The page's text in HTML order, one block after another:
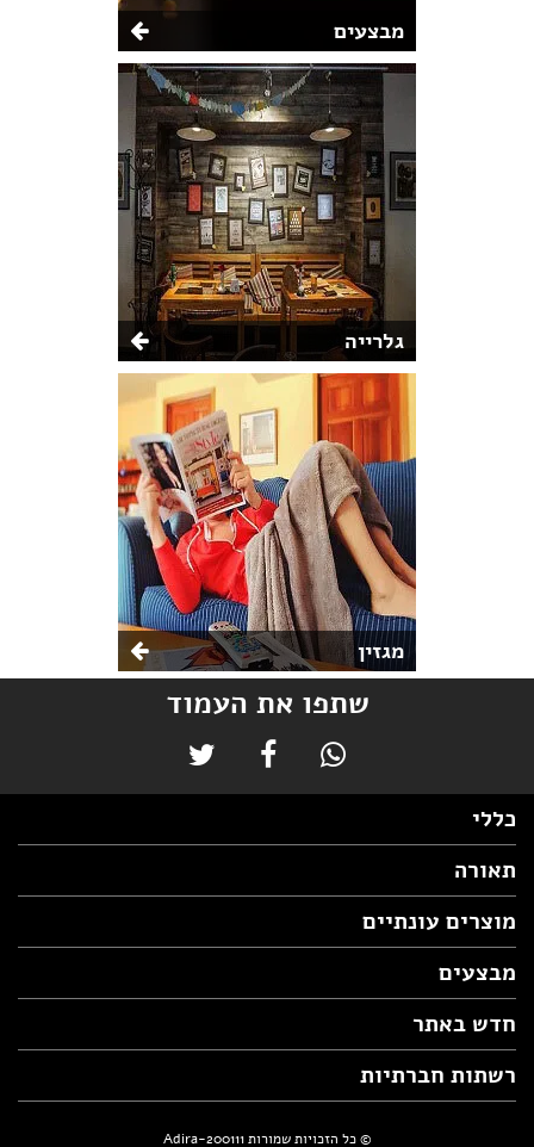
מבצעים
גלרייה
מגזין
שתפו את העמוד
כללי
תאורה
מוצרים עונתיים
מבצעים
חדש באתר
רשתות חברתיות
© כל הזכויות שמורות Adira-200111